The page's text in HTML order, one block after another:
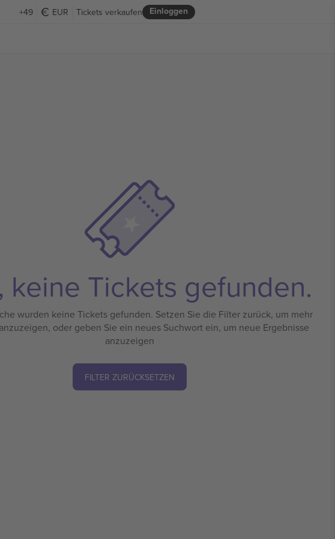
+49 EUR Einloggen
Tickets verkaufen
keine Tickets gefunden.
wurden keine Tickets gefunden. Setzen Sie die Filter zurück, um mehr
oder geben Sie ein neues Suchwort ein, um neue Ergebnisse
anzuzeigen
FILTER ZURÜCKSETZEN